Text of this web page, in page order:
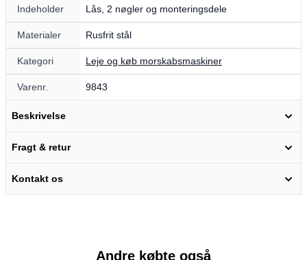
Indeholder Lås, 2 nøgler og monteringsdele
Materialer Rusfrit stål
Kategori Leje og køb morskabsmaskiner
Varenr. 9843
Beskrivelse
Fragt & retur
Kontakt os
Andre købte også